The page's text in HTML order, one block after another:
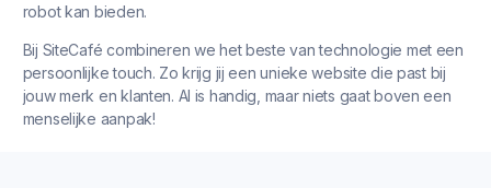
robot kan bieden.
Bij SiteCafé combineren we het beste van technologie met een
persoonlijke touch. Zo krijg jij een unieke website die past bij
jouw merk en klanten. AI is handig, maar niets gaat boven een
menselijke aanpak!